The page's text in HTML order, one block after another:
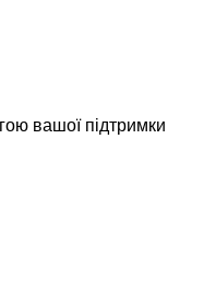
вашої підтримки